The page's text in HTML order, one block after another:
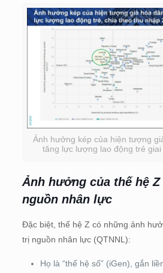
Ảnh hưởng kép của hiện tượng
tăng lực lượng lao động trẻ
Ảnh hưởng của thế hệ
nguồn nhân lực
Đặc biệt, thế hệ Z có những ảnh
trị nguồn nhân lực (QTNNL):
Họ là “thế hệ số” (iGen), gắn